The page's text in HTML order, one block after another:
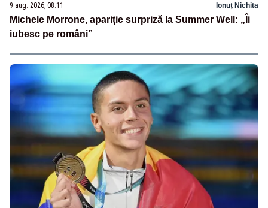
9 aug. 2026, 08:11 Ionuț Nichita
Michele Morrone, apariție surpriză la Summer Well: „Îi
iubesc pe români”